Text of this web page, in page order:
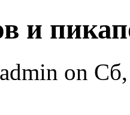
и
admin on